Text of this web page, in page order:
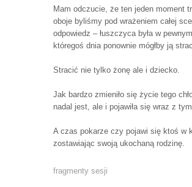
Mam odczucie, że ten jeden moment
oboje byliśmy pod wrażeniem całej
odpowiedz – łuszczyca była w
któregoś dnia ponownie mógłby ją
Stracić nie tylko żonę ale i dziecko.
Jak bardzo zmieniło się życie tego
nadal jest, ale i pojawiła się wraz z
A czas pokarze czy pojawi się ktoś w
zostawiając swoją ukochaną rodzinę.
fragmenty sesji